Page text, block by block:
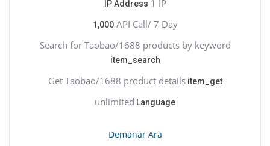
IP Address 1 IP
1,000API Call/ 7 Day
Search for Taobao/1688 products by keyword
item_search
Get Taobao/1688 product detailsitem_get
unlimited Language
Demanar Ara